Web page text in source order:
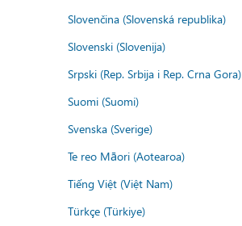
Slovenčina (Slovenská republika)
Slovenski (Slovenija)
Srpski (Rep. Srbija i Rep. Crna Gora)
Suomi (Suomi)
Svenska (Sverige)
Te reo Māori (Aotearoa)
Tiếng Việt (Việt Nam)
Türkçe (Türkiye)